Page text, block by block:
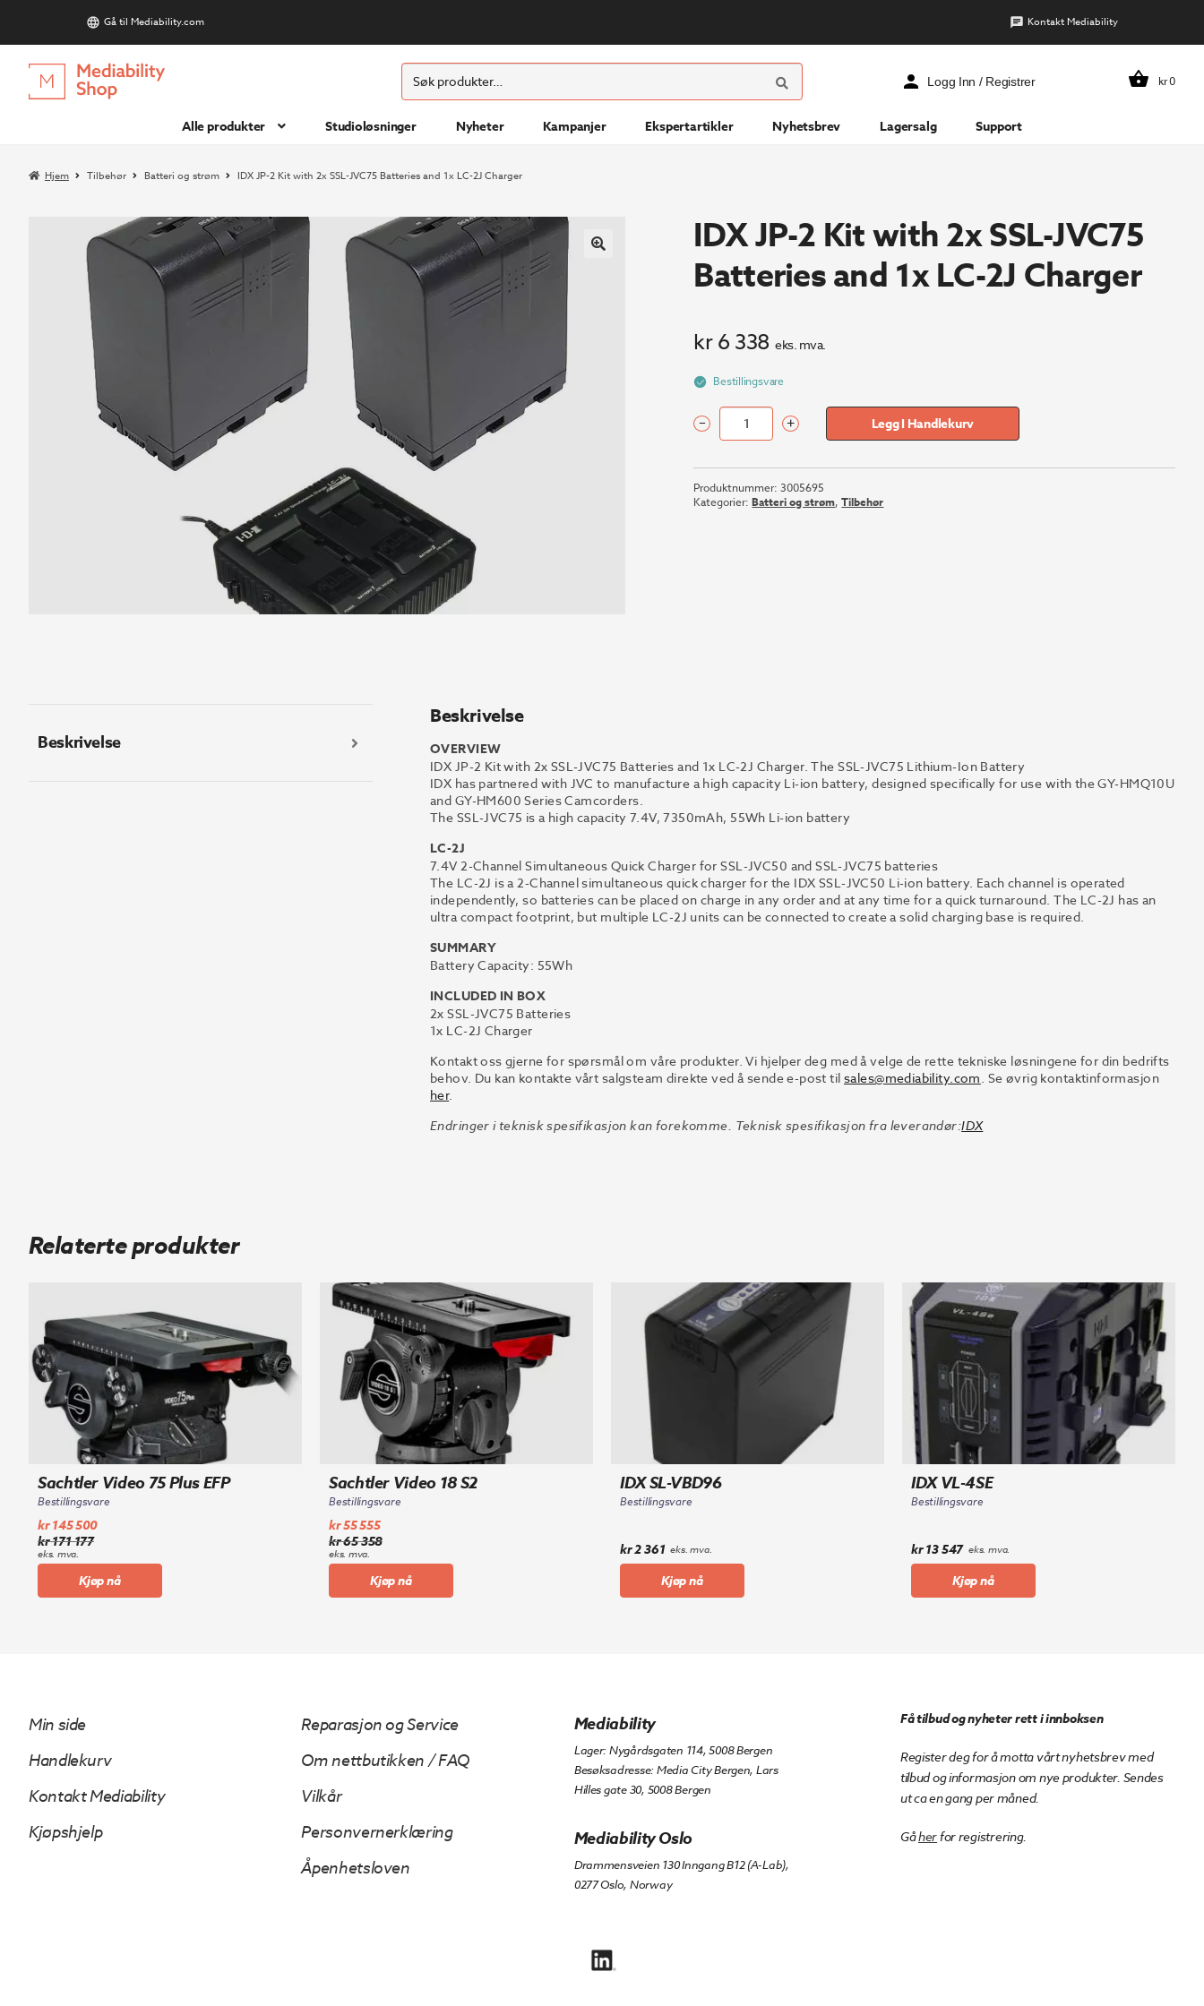
Gå til Mediability.com Kontakt Mediability
Hopp
til
Hopp
til
Søk
etter:
SØK
Logg Inn / Registrer kr0
Alle produkter Studioløsninger Nyheter Kampanjer Ekspertartikler Nyhetsbrev Lagersalg Support
Hjem Tilbehør Batteri og strøm IDX JP-2 Kit with 2x SSL-JVC75 Batteries and 1x LC-2J Charger
IDX JP-2 Kit with 2x SSL-JVC75
Batteries and 1x LC-2J Charger
kr6 338 eks. mva.
Bestillingsvare
IDX
2
Kit
with
– + Legg I Handlekurv
Produktnummer:3005695
Kategorier:Batteri og strøm,Tilbehør
Beskrivelse
Beskrivelse
OVERVIEW
IDX JP-2 Kit with 2x SSL-JVC75 Batteries and 1x LC-2J Charger. The SSL-JVC75 Lithium-Ion Battery
IDX has partnered with JVC to manufacture a high capacity Li-ion battery, designed specifically for use with the GY-HMQ10U
and GY-HM600 Series Camcorders.
The SSL-JVC75 is a high capacity 7.4V, 7350mAh, 55Wh Li-ion battery
LC-2J
7.4V 2-Channel Simultaneous Quick Charger for SSL-JVC50 and SSL-JVC75 batteries
The LC-2J is a 2-Channel simultaneous quick charger for the IDX SSL-JVC50 Li-ion battery. Each channel is operated
independently, so batteries can be placed on charge in any order and at any time for a quick turnaround. The LC-2J has an
ultra compact footprint, but multiple LC-2J units can be connected to create a solid charging base is required.
SUMMARY
Battery Capacity: 55Wh
INCLUDED IN BOX
2x SSL-JVC75 Batteries
1x LC-2J Charger
Kontakt oss gjerne for spørsmål om våre produkter. Vi hjelper deg med å velge de rette tekniske løsningene for din bedrifts
behov. Du kan kontakte vårt salgsteam direkte ved å sende e-post til sales@mediability.com. Se øvrig kontaktinformasjon
her.
Endringer i teknisk spesifikasjon kan forekomme. Teknisk spesifikasjon fra leverandør:IDX
Relaterte produkter
Sachtler Video 75 Plus EFP
Bestillingsvare
kr171 177
Opprinnelig
pris
kr145 500
Nåværende
pris
eks. mva.
Kjøp nå
Sachtler Video 18 S2
Bestillingsvare
kr65 358
Opprinnelig
pris
kr55 555
Nåværende
pris
eks. mva.
Kjøp nå
IDX SL-VBD96
Bestillingsvare
kr2 361 eks. mva.
Kjøp nå
IDX VL-4SE
Bestillingsvare
kr13 547 eks. mva.
Kjøp nå
Min side
Handlekurv
Kontakt Mediability
Kjøpshjelp
Reparasjon og Service
Om nettbutikken / FAQ
Vilkår
Personvernerklæring
Åpenhetsloven
Mediability
Lager: Nygårdsgaten 114, 5008 Bergen
Besøksadresse: Media City Bergen, Lars
Hilles gate 30, 5008 Bergen
Mediability Oslo
Drammensveien 130 Inngang B12 (A-Lab),
0277 Oslo, Norway
Få tilbud og nyheter rett i innboksen
Register deg for å motta vårt nyhetsbrev med
tilbud og informasjon om nye produkter. Sendes
ut ca en gang per måned.
Gåherfor registrering.